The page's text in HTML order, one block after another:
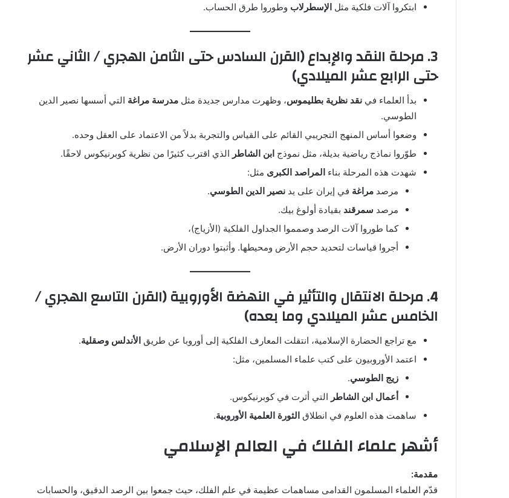
ابتكروا آلات فلكية مثل الإسطرلاب وطوروا طرق الحساب.
3. مرحلة النقد والإبداع (القرن السادس حتى الثامن الهجري / الثاني عشر
حتى الرابع عشر الميلادي)
بدأ العلماء في نقد نظرية بطليموس، وظهرت مدارس جديدة مثل مدرسة مراغة التي أسسها نصير الدين
الطوسي.
وضعوا أساس المنهج التجريبي القائم على القياس والتجربة بدلاً من الاعتماد على العقل وحده.
طوّروا نماذج رياضية بديلة، مثل نموذج ابن الشاطر الذي اقترب كثيرًا من نظرية كوبرنيكوس لاحقًا.
شهدت هذه المرحلة بناء المراصد الكبرى مثل:
مرصد مراغة في إيران على يد نصير الدين الطوسي.
مرصد سمرقند بقيادة أولوغ بيك.
كما طوروا آلات الرصد وصمموا الجداول الفلكية (الأزياج)،
أجروا قياسات لتحديد حجم الأرض ومحيطها. وأثبتوا دوران الأرض.
4. مرحلة الانتقال والتأثير في النهضة الأوروبية (القرن التاسع الهجري /
الخامس عشر الميلادي وما بعده)
مع تراجع الحضارة الإسلامية، انتقلت المعارف الفلكية إلى أوروبا عن طريق الأندلس وصقلية.
اعتمد الأوروبيون على كتب علماء المسلمين، مثل:
زيج الطوسي.
أعمال ابن الشاطر التي أثرت في كوبرنيكوس.
ساهمت هذه العلوم في انطلاق الثورة العلمية الأوروبية.
أشهر علماء الفلك في العالم الإسلامي
مقدمة:
قدّم العلماء المسلمون القدامى مساهمات عظيمة في علم الفلك، حيث جمعوا بين الرصد الدقيق، والحسابات